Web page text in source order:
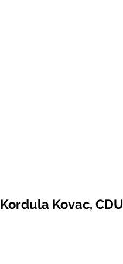
Kordula Kovac, CDU